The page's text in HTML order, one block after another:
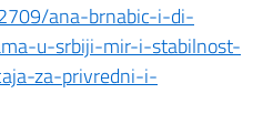
ana-brnabic-i-di-
u-srbiji-mir-i-stabilnost-
za-privredni-i-